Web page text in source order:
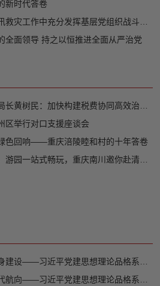
新时代答卷
全面领导 持之以恒推进全面从严治党
区举行对口支援座谈会
色回响——重庆涪陵睦和村的十年答卷